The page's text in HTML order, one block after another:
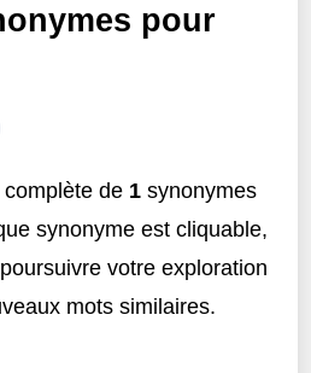
pour
de 1 synonymes
synonyme est cliquable,
votre exploration
mots similaires.